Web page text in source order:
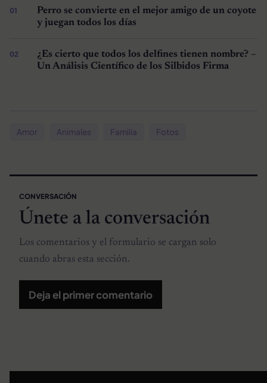
Perro se convierte en el mejor amigo de un coyote
y juegan todos los días
¿Es cierto que todos los delfines tienen nombre? –
Un Análisis Científico de los Silbidos Firma
Amor Animales Familia Fotos
CONVERSACIÓN
Únete a la conversación
Los comentarios y el formulario se cargan solo
cuando abras esta sección.
Deja el primer comentario